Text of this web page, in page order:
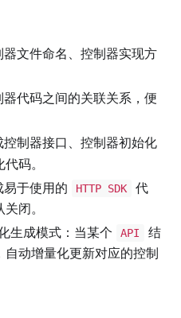
器文件命名、控制器实现方
器代码之间的关联关系，便
控制器接口、控制器初始化
码。
于使用的 HTTP SDK
代
闭。
生成模式：当某个 API
结
动增量化更新对应的控制